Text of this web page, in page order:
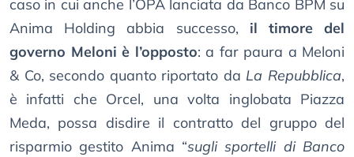
caso in cui anche l’OPA lanciata da Banco BPM su
Anima Holding abbia successo, il timore del
governo Meloni è l’opposto: a far paura a Meloni
& Co, secondo quanto riportato da La Repubblica,
è infatti che Orcel, una volta inglobata Piazza
Meda, possa disdire il contratto del gruppo del
risparmio gestito Anima “sugli sportelli di Banco